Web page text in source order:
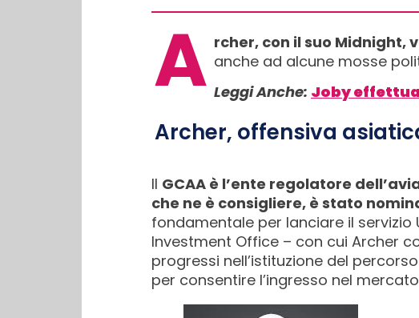
A rcher, con il suo Midnight,
anche ad alcune mosse
Leggi Anche: Joby
Archer, offensiva
Il GCAA è l’ente regolatore
che ne è consigliere, è stato
fondamentale per lanciare il
Investment Office – con cui Archer
progressi nell’istituzione del
per consentire l’ingresso nel